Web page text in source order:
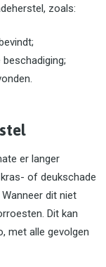
zoals:
er langer
of deukschade
dit niet
Dit kan
met alle gevolgen